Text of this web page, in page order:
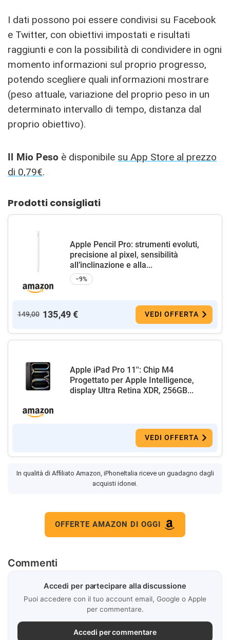
I dati possono poi essere condivisi su Facebook
e Twitter, con obiettivi impostati e risultati
raggiunti e con la possibilità di condividere in ogni
momento informazioni sul proprio progresso,
potendo scegliere quali informazioni mostrare
(peso attuale, variazione del proprio peso in un
determinato intervallo di tempo, distanza dal
proprio obiettivo).
Il Mio Peso è disponibile su App Store al prezzo
di 0,79€.
Prodotti consigliati
Apple Pencil Pro: strumenti evoluti,
precisione al pixel, sensibilità
all’inclinazione e alla...
−9%
149,00 135,49 € VEDI OFFERTA
Apple iPad Pro 11'': Chip M4
Progettato per Apple Intelligence,
display Ultra Retina XDR, 256GB...
VEDI OFFERTA
In qualità di Affiliato Amazon, iPhoneItalia riceve un guadagno dagli
acquisti idonei.
OFFERTE AMAZON DI OGGI
Commenti
Accedi per partecipare alla discussione
Puoi accedere con il tuo account email, Google o Apple
per commentare.
Accedi per commentare